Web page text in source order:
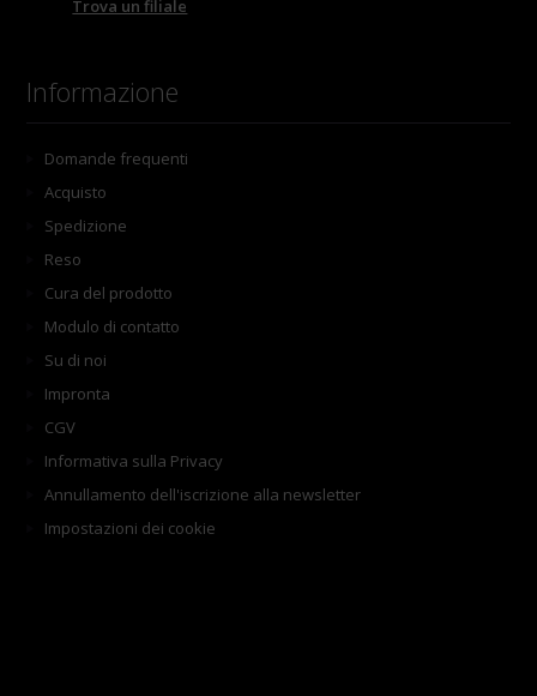
Trova un filiale
Informazione
Domande frequenti
Acquisto
Spedizione
Reso
Cura del prodotto
Modulo di contatto
Su di noi
Impronta
CGV
Informativa sulla Privacy
Annullamento dell'iscrizione alla newsletter
Impostazioni dei cookie